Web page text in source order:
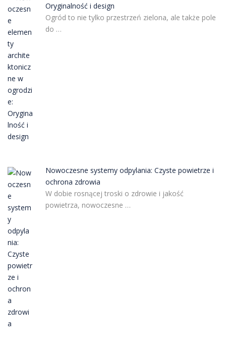
Oryginalność i design
Ogród to nie tylko przestrzeń zielona, ale także pole
do …
Nowoczesne systemy odpylania: Czyste powietrze i
ochrona zdrowia
W dobie rosnącej troski o zdrowie i jakość
powietrza, nowoczesne …